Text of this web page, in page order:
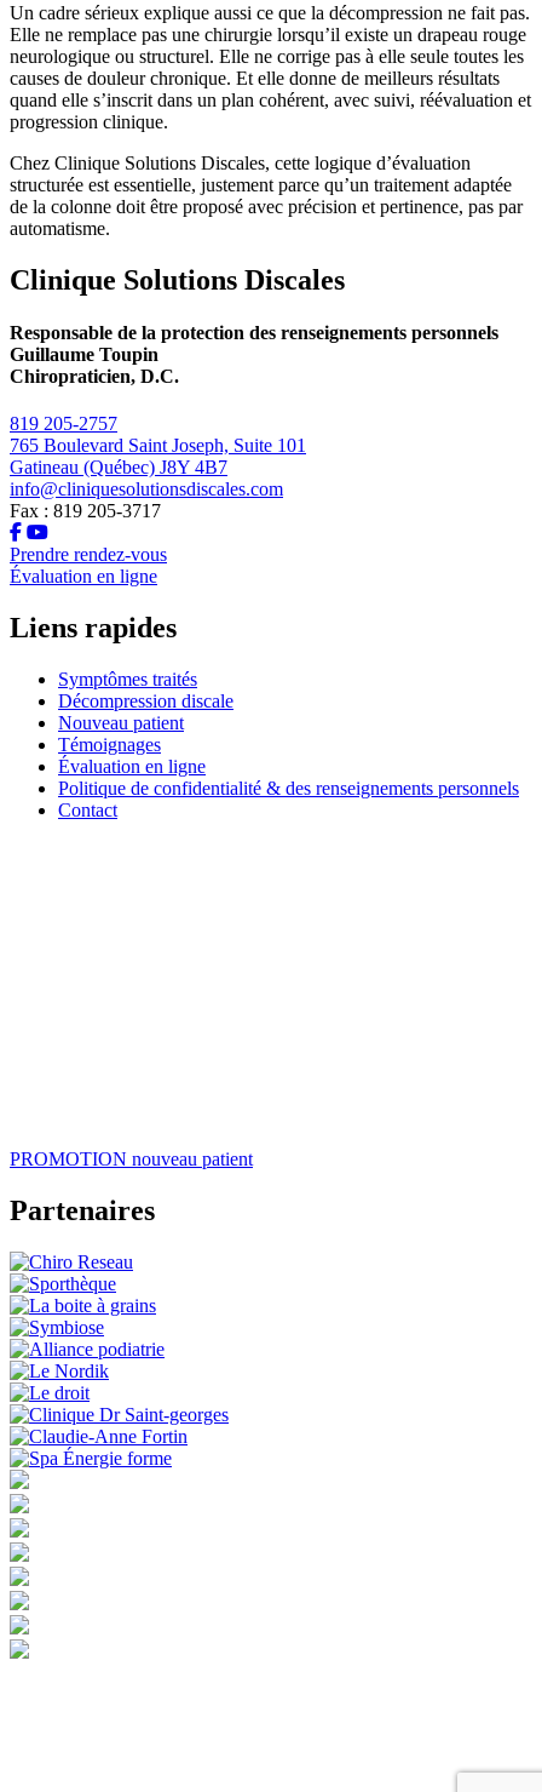
Un cadre sérieux explique aussi ce que la décompression ne fait pas.
Elle ne remplace pas une chirurgie lorsqu’il existe un drapeau rouge
neurologique ou structurel. Elle ne corrige pas à elle seule toutes les
causes de douleur chronique. Et elle donne de meilleurs résultats
quand elle s’inscrit dans un plan cohérent, avec suivi, réévaluation et
progression clinique.
Chez Clinique Solutions Discales, cette logique d’évaluation
structurée est essentielle, justement parce qu’un traitement adaptée
de la colonne doit être proposé avec précision et pertinence, pas par
automatisme.
Clinique Solutions Discales
Responsable de la protection des renseignements personnels
Guillaume Toupin
Chiropraticien, D.C.
819 205-2757
765 Boulevard Saint Joseph, Suite 101
Gatineau (Québec) J8Y 4B7
info@cliniquesolutionsdiscales.com
Fax : 819 205-3717
Prendre rendez-vous
Évaluation en ligne
Liens rapides
Symptômes traités
Décompression discale
Nouveau patient
Témoignages
Évaluation en ligne
Politique de confidentialité & des renseignements personnels
Contact
PROMOTION nouveau patient
Partenaires